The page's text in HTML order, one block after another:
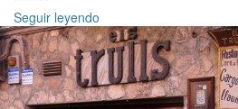
Seguir leyendo